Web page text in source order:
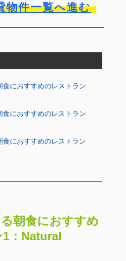
物件一覧へ進む
におすすめのレストラン
におすすめのレストラン
におすすめのレストラン
朝食におすすめ
：Natural